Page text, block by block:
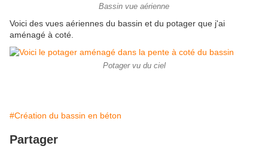
Bassin vue aérienne
Voici des vues aériennes du bassin et du potager que j'ai
aménagé à coté.
Potager vu du ciel
#Création du bassin en béton
Partager